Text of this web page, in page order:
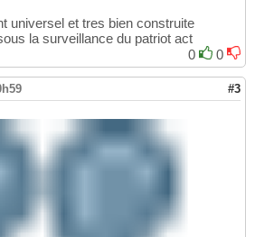
universel et tres bien construite
la surveillance du patriot act
0
0
#3